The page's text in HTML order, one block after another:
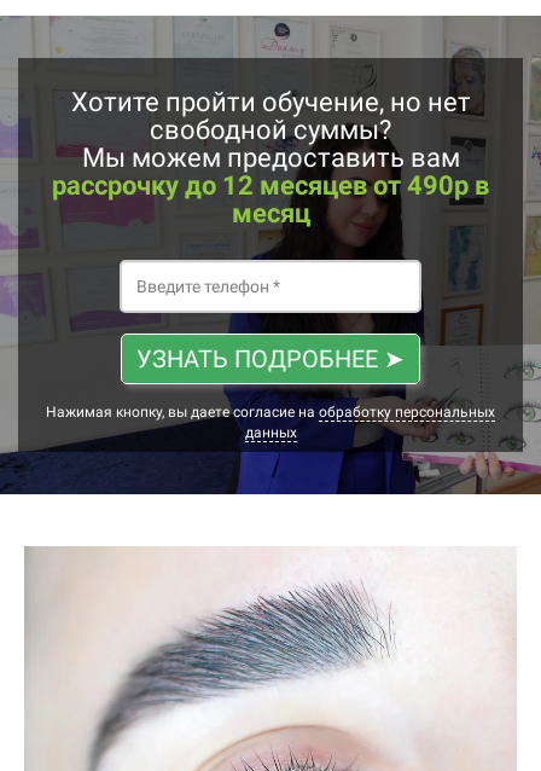
Хотите пройти обучение, но нет
свободной суммы?
Мы можем предоставить вам
рассрочку до 12 месяцев от 490р в
месяц
УЗНАТЬ ПОДРОБНЕЕ ➤
Нажимая кнопку, вы даете согласие на обработку персональных
данных